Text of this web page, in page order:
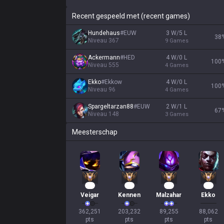
Recent gespeeld met (recent games)
Hundehaus#EUW
Niveau 367
3 W/5 L
9 Games
38
Ackermann#HED
Niveau 555
4 W/0 L
4 Games
100
Ekko#Ekkow
Niveau 96
4 W/0 L
4 Games
100
Spargeltarzan88#EUW
Niveau 148
2 W/1 L
3 Games
67
Meesterschap
Veigar
362,251
pts
Kennen
203,232
pts
Malzahar
89,255
pts
Ekko
88,062
pts